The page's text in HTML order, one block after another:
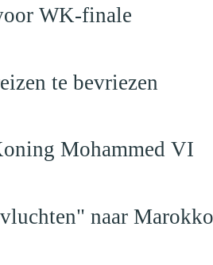
WK-finale
te bevriezen
Mohammed VI
naar Marokko